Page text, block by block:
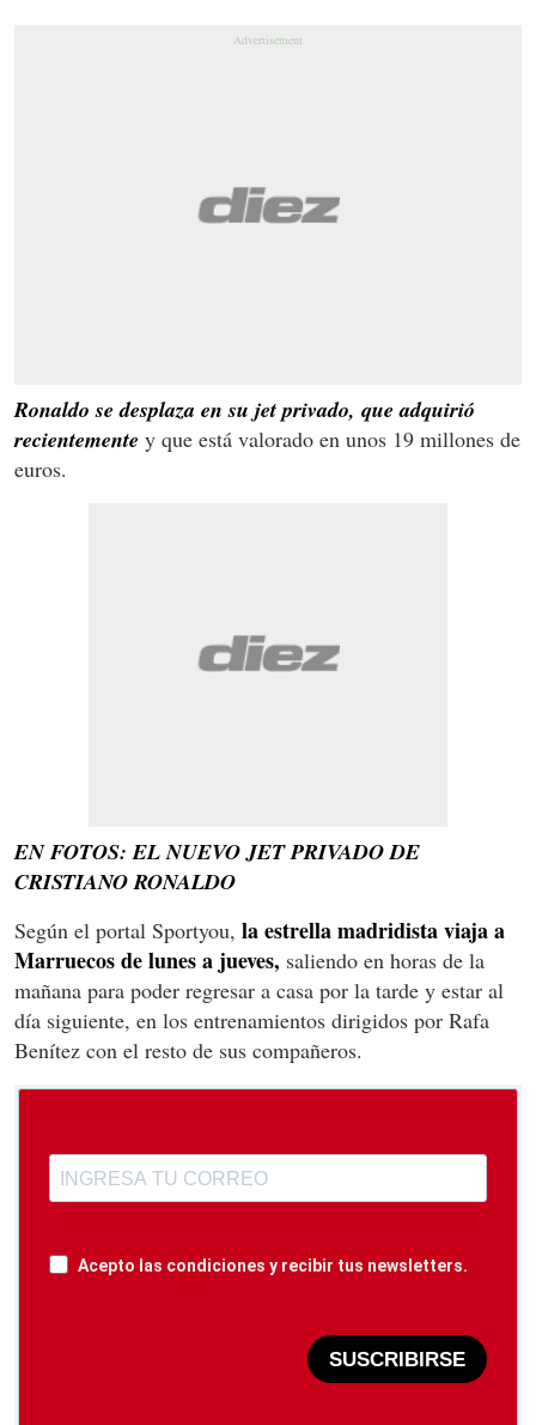
Ronaldo se desplaza en su jet privado, que adquirió
recientemente y que está valorado en unos 19 millones de
euros.
EN FOTOS: EL NUEVO JET PRIVADO DE
CRISTIANO RONALDO
Según el portal Sportyou, la estrella madridista viaja a
Marruecos de lunes a jueves, saliendo en horas de la
mañana para poder regresar a casa por la tarde y estar al
día siguiente, en los entrenamientos dirigidos por Rafa
Benítez con el resto de sus compañeros.
Acepto las condiciones y recibir tus newsletters.
SUSCRIBIRSE